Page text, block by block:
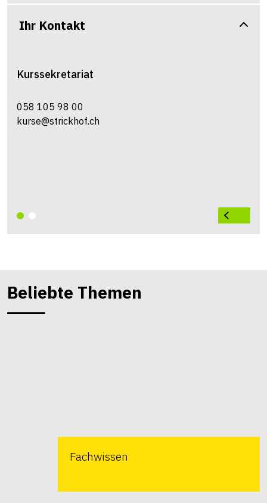
Ihr Kontakt
Kurssekretariat
058 105 98 00
kurse@strickhof.ch
Beliebte Themen
Fachwissen